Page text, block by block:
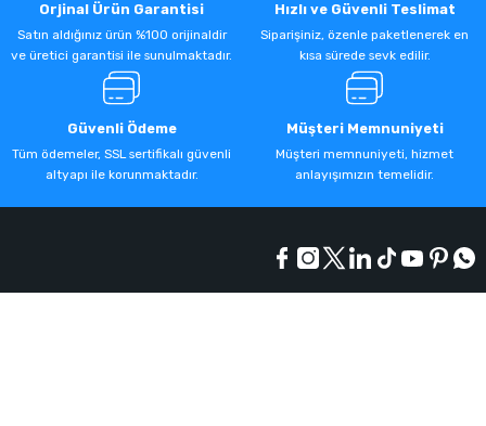
Orjinal Ürün Garantisi
Satın aldığınız ürün %100 orijinaldir
ve üretici garantisi ile sunulmaktadır.
Hızlı ve Güvenli Teslimat
Siparişiniz, özenle paketlenerek en
kısa sürede sevk edilir.
Güvenli Ödeme
Tüm ödemeler, SSL sertifikalı güvenli
altyapı ile korunmaktadır.
Müşteri Memnuniyeti
Müşteri memnuniyeti, hizmet
anlayışımızın temelidir.